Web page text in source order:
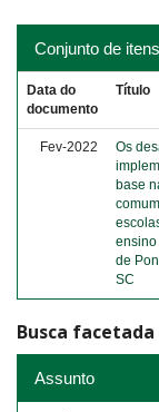
Conjunto de
Data do
documento
Título
Fev-2022
Os
base
ensino
de
SC
Busca facetada
Assunto